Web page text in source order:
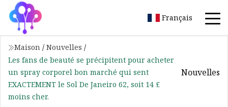
Français
Maison / Nouvelles /
Les fans de beauté se précipitent pour acheter
un spray corporel bon marché qui sent
EXACTEMENT le Sol De Janeiro 62, soit 14 £
moins cher.
Nouvelles